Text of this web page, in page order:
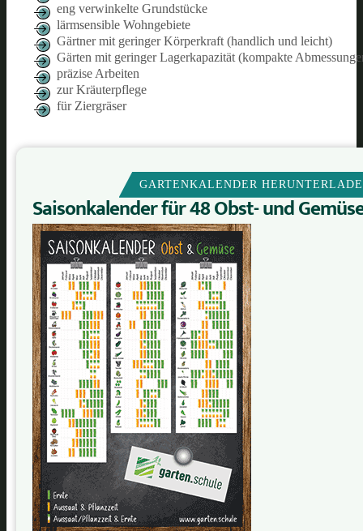
eng verwinkelte Grundstücke
lärmsensible Wohngebiete
Gärtner mit geringer Körperkraft (handlich und leicht)
Gärten mit geringer Lagerkapazität (kompakte
präzise Arbeiten
zur Kräuterpflege
für Ziergräser
GARTENKALENDER
Saisonkalender für 48 Obst- und